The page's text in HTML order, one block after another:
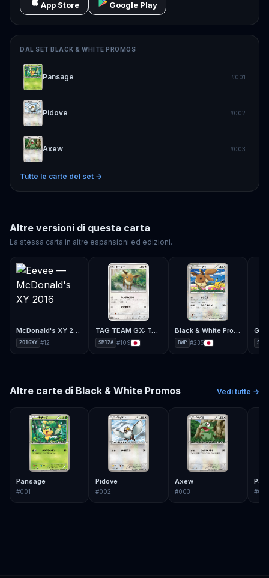
App Store Google Play
DAL SET BLACK & WHITE PROMOS
Pansage #001
Pidove #002
Axew #003
Tutte le carte del set →
Altre versioni di questa carta
La stessa carta in altre espansioni ed edizioni.
McDonald's XY 2016
2016XY #12
TAG TEAM GX: Tag All Stars
SM12A #109
Black & White Promos
BWP #235
GX
SM8B
Altre carte di Black & White Promos Vedi tutte →
Pansage
#001
Pidove
#002
Axew
#003 #